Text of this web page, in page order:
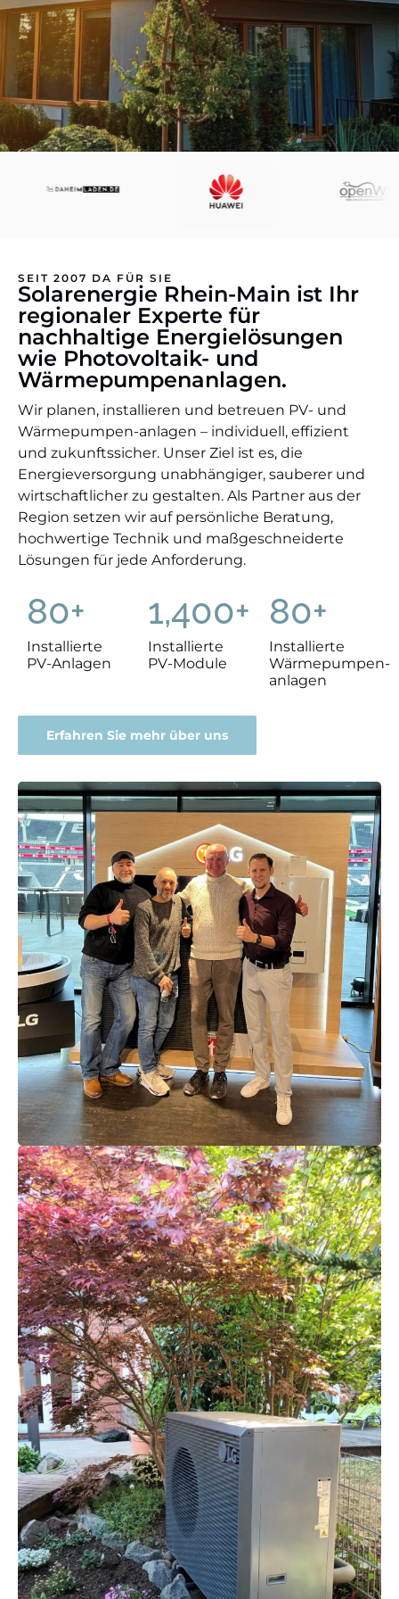
SEIT 2007 DA FÜR SIE
Solarenergie Rhein-Main ist Ihr
regionaler Experte für
nachhaltige Energielösungen
wie Photovoltaik- und
Wärmepumpenanlagen.
Wir planen, installieren und betreuen PV- und
Wärmepumpen-anlagen – individuell, effizient
und zukunftssicher. Unser Ziel ist es, die
Energieversorgung unabhängiger, sauberer und
wirtschaftlicher zu gestalten. Als Partner aus der
Region setzen wir auf persönliche Beratung,
hochwertige Technik und maßgeschneiderte
Lösungen für jede Anforderung.
Installierte
PV-Anlagen
80+
Installierte
PV-Module
1,400+
Installierte
Wärmepumpen­
anlagen
80+
Erfahren Sie mehr über uns